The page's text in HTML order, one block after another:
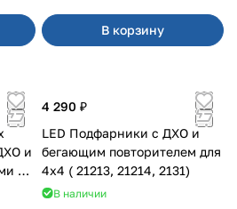
В корзину
и
на
4 290 ₽
LED Подфарники с ДХО и
бегающим повторителем для
4x4 ( 21213, 21214, 2131)
В наличии